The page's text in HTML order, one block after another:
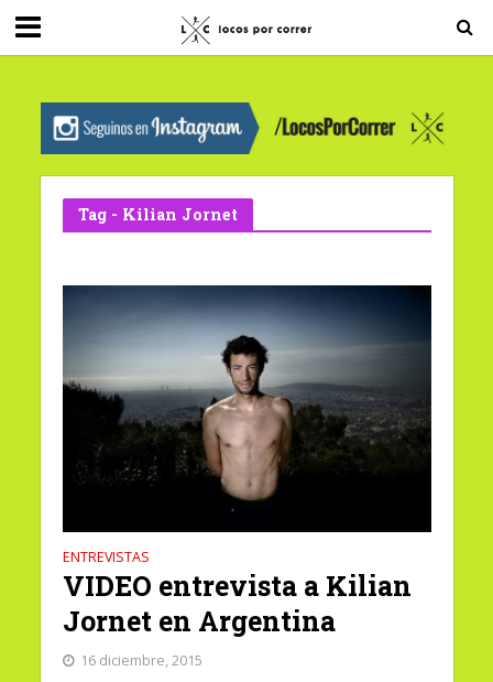
G-0X2PD3RFLV
Tag - Kilian Jornet
ENTREVISTAS
VIDEO entrevista a Kilian
Jornet en Argentina
16 diciembre, 2015